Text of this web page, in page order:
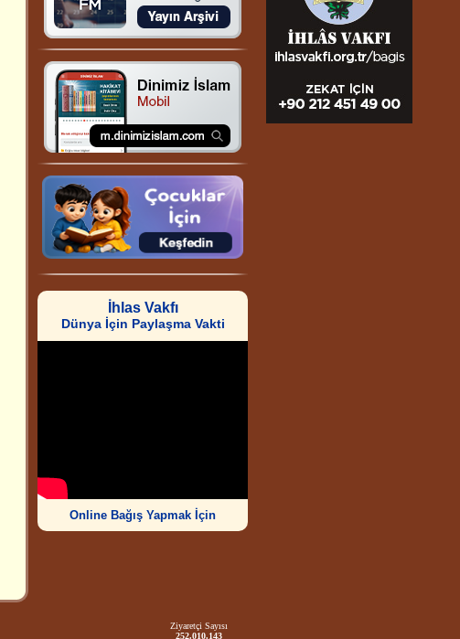
İhlas Vakfı
Dünya İçin Paylaşma Vakti
Online Bağış Yapmak İçin
Ziyaretçi Sayısı
252.010.143